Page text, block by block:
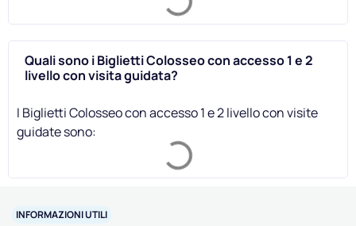
Quali sono i Biglietti Colosseo con accesso 1 e 2
livello con visita guidata?
I Biglietti Colosseo con accesso 1 e 2 livello con visite
guidate sono:
INFORMAZIONI UTILI